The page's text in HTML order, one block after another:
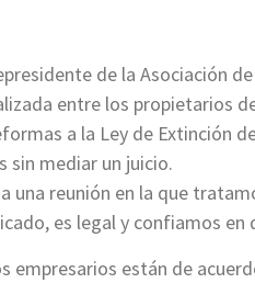
de la Asociación
entre los propietarios
a la Ley de Extinción
sin mediar un juicio.
una reunión en la que
es legal y confiamos en
empresarios están de